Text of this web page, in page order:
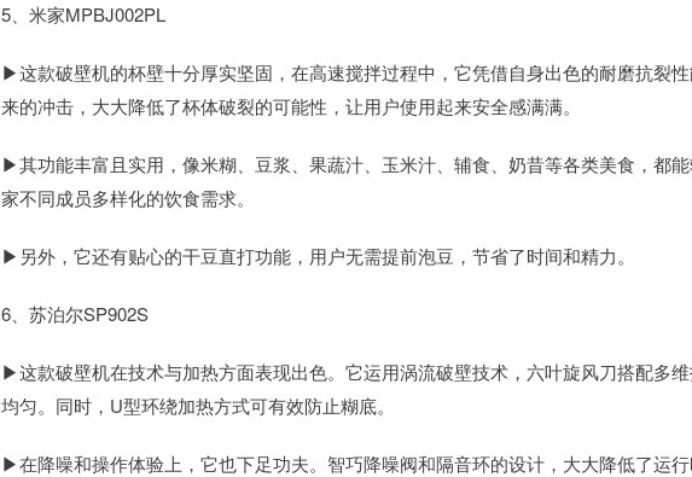
5、米家MPBJ002PL
▶这款破壁机的杯壁十分厚实坚固，在高速搅拌过程中，它凭借自身出色的耐磨抗裂
来的冲击，大大降低了杯体破裂的可能性，让用户使用起来安全感满满。
▶其功能丰富且实用，像米糊、豆浆、果蔬汁、玉米汁、辅食、奶昔等各类美食，都
家不同成员多样化的饮食需求。
▶另外，它还有贴心的干豆直打功能，用户无需提前泡豆，节省了时间和精力。
6、苏泊尔SP902S
▶这款破壁机在技术与加热方面表现出色。它运用涡流破壁技术，六叶旋风刀搭配多
均匀。同时，U型环绕加热方式可有效防止糊底。
▶在降噪和操作体验上，它也下足功夫。智巧降噪阀和隔音环的设计，大大降低了运